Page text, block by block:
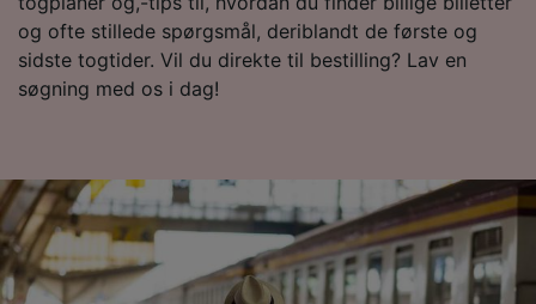
og ofte stillede spørgsmål, deriblandt de første og
sidste togtider. Vil du direkte til bestilling? Lav en
søgning med os i dag!